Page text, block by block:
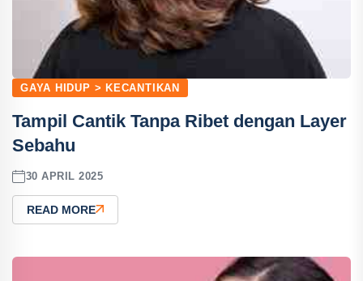
GAYA HIDUP > KECANTIKAN
Tampil Cantik Tanpa Ribet dengan Layer
Sebahu
30 APRIL 2025
READ MORE